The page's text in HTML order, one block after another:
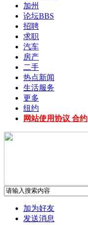
加州
论坛BBS
招聘
求职
汽车
房产
二手
热点新闻
生活服务
更多
纽约
网站使用协议 合约
加为好友
发送消息